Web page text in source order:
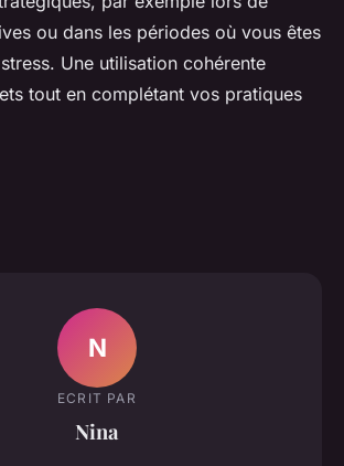
ou dans les périodes où vous êtes
Une utilisation cohérente
tout en complétant vos pratiques
N
ECRIT PAR
Nina